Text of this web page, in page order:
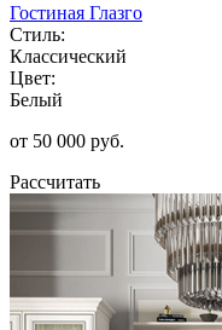
Гостиная Глазго
Стиль:
Классический
Цвет:
Белый
от 50 000 руб.
Рассчитать